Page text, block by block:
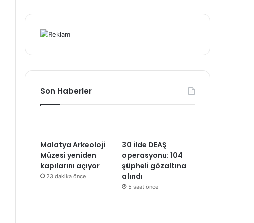
Son Haberler
Malatya Arkeoloji
Müzesi yeniden
kapılarını açıyor
23 dakika önce
30 ilde DEAŞ
operasyonu: 104
şüpheli gözaltına
alındı
5 saat önce